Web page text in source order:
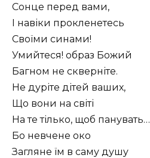
Сонце перед вами,
І навіки прокленетесь
Своїми синами!
Умийтеся! образ Божий
Багном не скверніте.
Не дуріте дітей ваших,
Що вони на світі
На те тілько, щоб панувать…
Бо невчене око
Загляне їм в саму душу